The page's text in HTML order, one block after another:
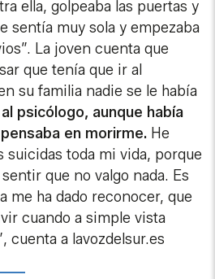
ella, golpeaba las puertas y
sentía muy sola y empezaba
La joven cuenta que
que tenía que ir al
su familia nadie se le había
psicólogo, aunque había
en morirme. He
toda mi vida, porque
que no valgo nada. Es
me ha dado reconocer, que
cuando a simple vista
cuenta a lavozdelsur.es